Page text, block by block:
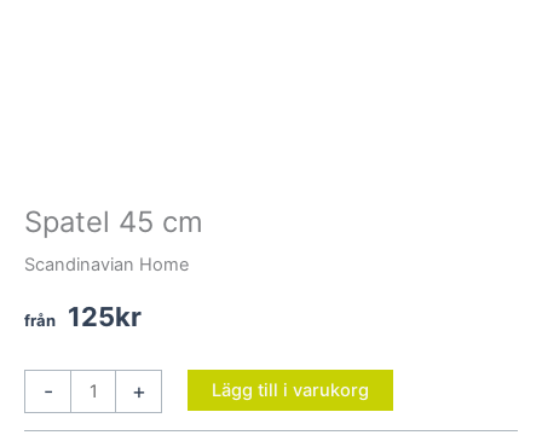
Spatel 45 cm
Scandinavian Home
125kr
-
45
+ Lägg till i varukorg